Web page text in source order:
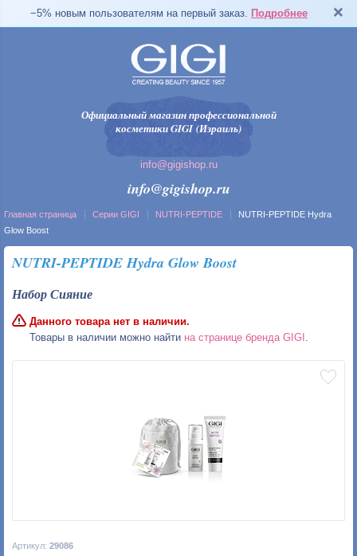
−5% новым пользователям на первый заказ. Подробнее
Официальный магазин профессиональной
косметики GIGI (Израиль)
info@gigishop.ru
info@gigishop.ru
Главная страница Серии GIGI NUTRI-PEPTIDE
NUTRI-PEPTIDE Hydra
Glow Boost
NUTRI-PEPTIDE Hydra Glow Boost
Набор Сияние
Данного товара нет в наличии.
Товары в наличии можно найти на странице бренда GIGI
Артикул: 29086